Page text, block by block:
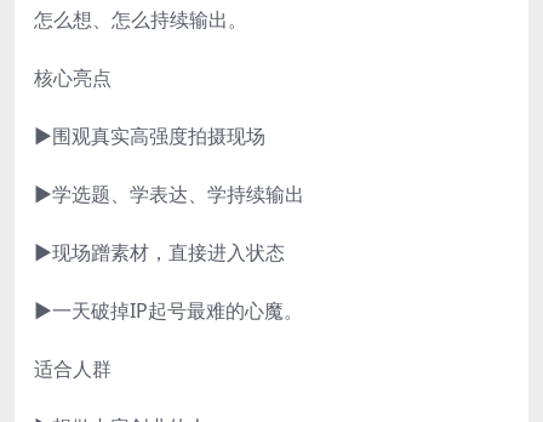
怎么想、怎么持续输出。
核心亮点
▶围观真实高强度拍摄现场
▶学选题、学表达、学持续输出
▶现场蹭素材，直接进入状态
▶一天破掉IP起号最难的心魔。
适合人群